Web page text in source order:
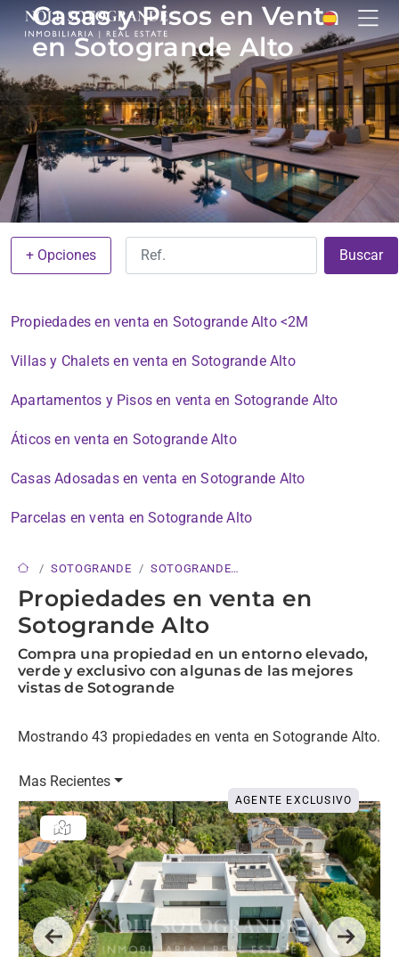
Casas y Pisos en Venta
en Sotogrande Alto
+ Opciones Buscar
Propiedades en venta en Sotogrande Alto <2M
Villas y Chalets en venta en Sotogrande Alto
Apartamentos y Pisos en venta en Sotogrande Alto
Áticos en venta en Sotogrande Alto
Casas Adosadas en venta en Sotogrande Alto
Parcelas en venta en Sotogrande Alto
SOTOGRANDE
SOTOGRANDE
Propiedades en venta en
Sotogrande Alto
Compra una propiedad en un entorno elevado,
verde y exclusivo con algunas de las mejores
vistas de Sotogrande
Mostrando 43 propiedades en venta en Sotogrande Alto.
Mas Recientes
Previous Next
AGENTE EXCLUSIVO